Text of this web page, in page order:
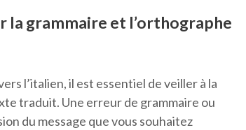
grammaire et l’orthographe
l’italien, il est essentiel de veiller à la
traduit. Une erreur de grammaire ou
du message que vous souhaitez